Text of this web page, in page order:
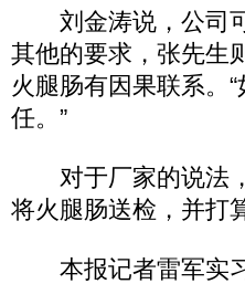
刘金涛说，公司可
其他的要求，张先生
火腿肠有因果联系。
任。”
对于厂家的说法，
将火腿肠送检，并打
本报记者雷军实